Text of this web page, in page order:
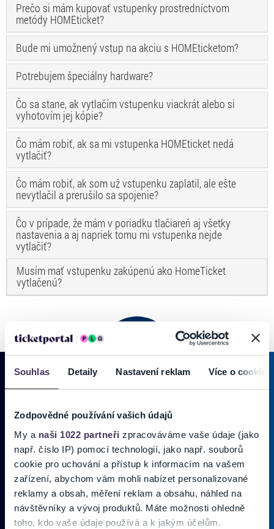
Souhlas Detaily Nastavení reklam Více o cookies
Zodpovědné používání vašich údajů
My a naši 1022 partneři zpracováváme vaše údaje (jako
např. číslo IP) pomocí technologií, jako např. souborů
cookie pro uchování a přístup k informacím na vašem
zařízení, abychom vám mohli nabízet personalizované
reklamy a obsah, měření reklam a obsahu, náhled na
návštěvníky a vývoj produktů. Máte možnosti ohledně
toho, kdo vaše údaje používá a k jakým účelům.
Prečo si mám kupovať vstupenky prostredníctvom
metódy HOMEticket?
Bude mi umožnený vstup na akciu s HOMEticketom?
Potrebujem špeciálny hardware?
Čo sa stane, ak vytlačím vstupenku viackrát alebo si
vyhotovím jej kópie?
Čo mám robiť, ak sa mi vstupenka HOMEticket nedá
vytlačiť?
Čo mám robiť, ak som už vstupenku zaplatil, ale ešte
nevytlačil a prerušilo sa spojenie?
Čo v prípade, že mám v poriadku tlačiareň aj všetky
nastavenia a aj napriek tomu mi vstupenka nejde
vytlačiť?
Musím mať vstupenku zakúpenú ako HomeTicket
vytlačenú?
PRIHLÁSIŤ SA KODBERU NOVINIEK
Pridajte sa do zoznamu odberateľov a doručte si najnovšie špeciálne
ponuky priamo do doručenej pošty.
Vložte
svoj
email
Zadajte